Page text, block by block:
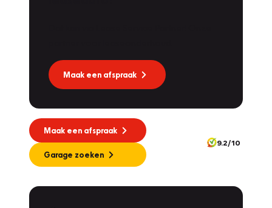
Maak een afspraak
Maak een afspraak
Garage zoeken
9.2/10